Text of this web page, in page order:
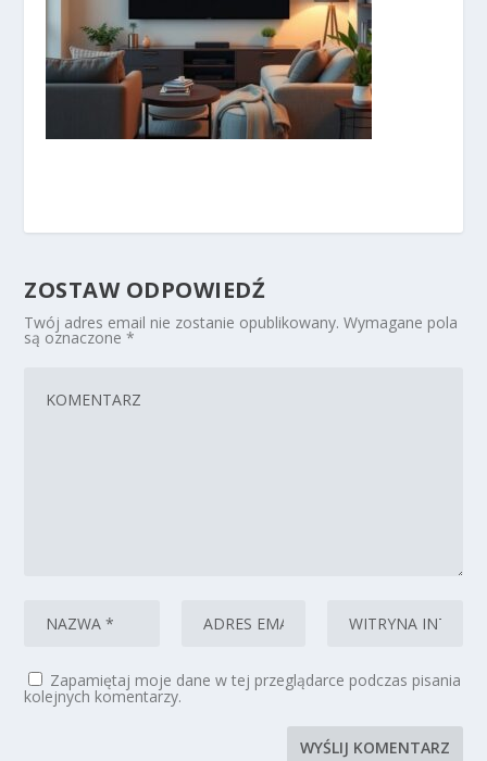
ZOSTAW ODPOWIEDŹ
Twój adres email nie zostanie opublikowany. Wymagane pola
są oznaczone*
Zapamiętaj moje dane w tej przeglądarce podczas pisania
kolejnych komentarzy.